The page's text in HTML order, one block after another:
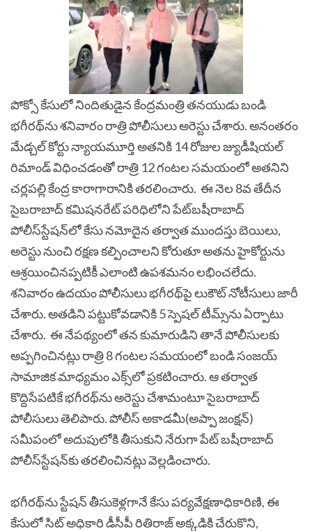
పోక్సో కేసులో నిందితుడైన కేంద్రమంత్రి తనయుడు బండి
భగీరథ్‌ను శనివారం రాత్రి పోలీసులు అరెస్టు చేశారు. అనంతరం
మేడ్చల్ కోర్టు న్యాయమూర్తి అతనికి 14 రోజుల జ్యుడీషియల్
రిమాండ్‌ విధించడంతో రాత్రి 12 గంటల సమయంలో అతనిని
చర్లపల్లి కేంద్ర కారాగారానికి తరలించారు. ఈ నెల 8వ తేదీన
సైబరాబాద్ కమిషనరేట్ పరిధిలోని పేట్‌బషీరాబాద్‌
పోలీస్‌స్టేషన్‌లో కేసు నమోదైన తర్వాత ముందస్తు బెయిలు,
అరెస్టు నుంచి రక్షణ కల్పించాలని కోరుతూ అతను హైకోర్టును
ఆశ్రయించినప్పటికీ ఎలాంటి ఉపశమనం లభించలేదు.
శనివారం ఉదయం పోలీసులు భగీరథ్‌పై లుకౌట్‌ నోటీసులు జారీ
చేశారు. అతడిని పట్టుకోవడానికి 5 స్పెషల్​ టీమ్స్​ను ఏర్పాటు
చేశారు. ఈ నేపథ్యంలో తన కుమారుడిని తానే పోలీసులకు
అప్పగించినట్లు రాత్రి 8 గంటల సమయంలో బండి సంజయ్‌
సామాజిక మాధ్యమం ఎక్స్​లో ప్రకటించారు. ఆ తర్వాత
కొద్దిసేపటికే భగీరథ్‌ను అరెస్టు చేశామంటూ సైబరాబాద్‌
పోలీసులు తెలిపారు. పోలీస్‌ అకాడమీ(అప్పా జంక్షన్‌)
సమీపంలో అదుపులోకి తీసుకుని నేరుగా పేట్‌ బషీరాబాద్‌
పోలీస్‌స్టేషన్‌కు తరలించినట్లు వెల్లడించారు.
భగీరథ్‌ను స్టేషన్‌ తీసుకెళ్లగానే కేసు పర్యవేక్షణాధికారిణి, ఈ
కేసులో సిట్​ అధికారి డీసీపీ రితిరాజ్‌ అక్కడికి చేరుకొని,